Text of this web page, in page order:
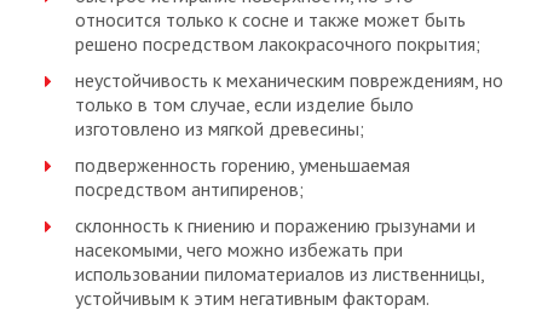
относится только к сосне и также может быть
решено посредством лакокрасочного покрытия;
неустойчивость к механическим повреждениям, но
только в том случае, если изделие было
изготовлено из мягкой древесины;
подверженность горению, уменьшаемая
посредством антипиренов;
склонность к гниению и поражению грызунами и
насекомыми, чего можно избежать при
использовании пиломатериалов из лиственницы,
устойчивым к этим негативным факторам.